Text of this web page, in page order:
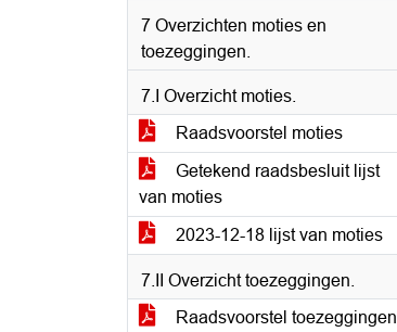
7 Overzichten moties en
toezeggingen.
7.I Overzicht moties.
Raadsvoorstel moties
Getekend raadsbesluit lijst
van moties
2023-12-18 lijst van moties
7.II Overzicht toezeggingen.
Raadsvoorstel toezeggingen